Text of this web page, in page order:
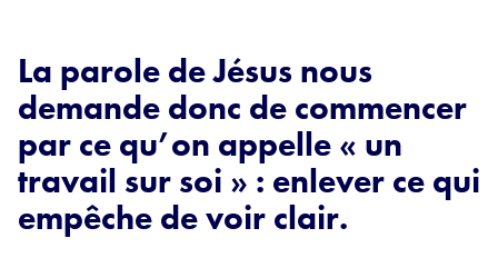
La parole de Jésus nous
demande donc de commencer
par ce qu’on appelle « un
travail sur soi » : enlever ce qui
empêche de voir clair.